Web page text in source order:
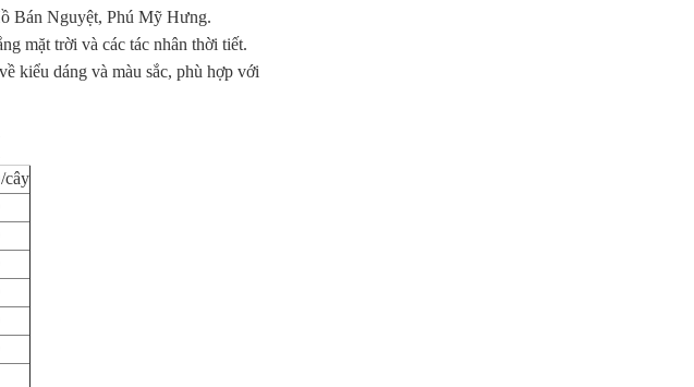
Bán Nguyệt, Phú Mỹ Hưng.
mặt trời và các tác nhân thời tiết.
kiểu dáng và màu sắc, phù hợp với